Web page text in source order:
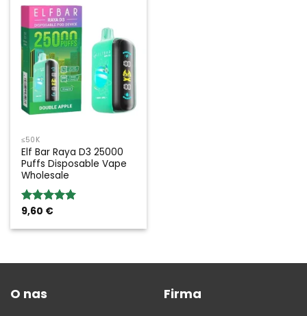
≤50K
Elf Bar Raya D3 25000
Puffs Disposable Vape
Wholesale
Rated5.00
9,60 €
O nas Firma